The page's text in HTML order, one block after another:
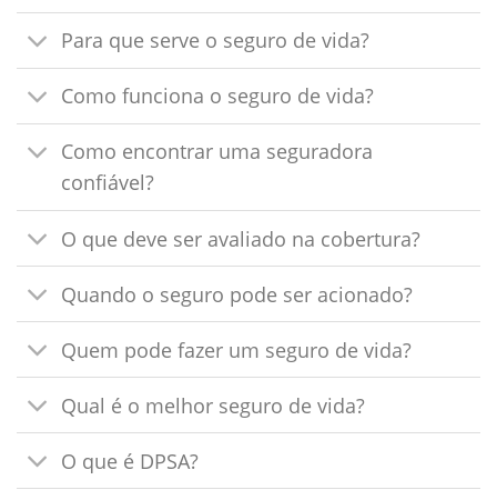
Para que serve o seguro de vida?
Como funciona o seguro de vida?
Como encontrar uma seguradora
confiável?
O que deve ser avaliado na cobertura?
Quando o seguro pode ser acionado?
Quem pode fazer um seguro de vida?
Qual é o melhor seguro de vida?
O que é DPSA?